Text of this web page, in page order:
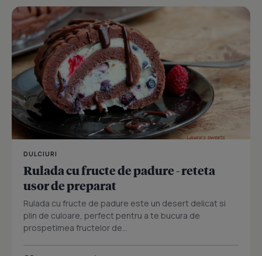
DULCIURI
Rulada cu fructe de padure - reteta
usor de preparat
Rulada cu fructe de padure este un desert delicat si
plin de culoare, perfect pentru a te bucura de
prospetimea fructelor de...